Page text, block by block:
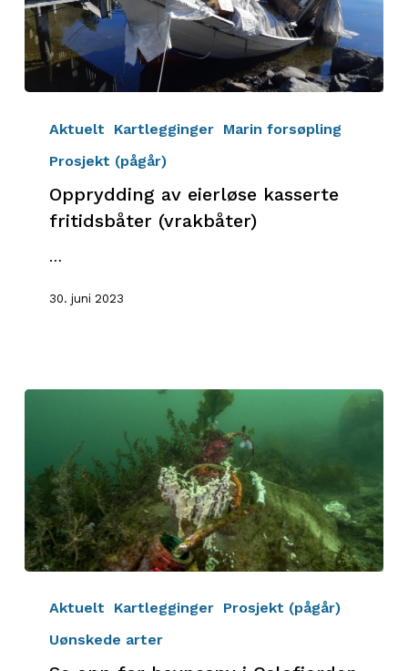
kasserte
fritidsbåter
(vrakbåter)
Aktuelt Kartlegginger Marin forsøpling
Prosjekt (pågår)
Opprydding av eierløse kasserte
fritidsbåter (vrakbåter)
…
30. juni 2023
havnespy
Aktuelt Kartlegginger Prosjekt (pågår)
Uønskede arter